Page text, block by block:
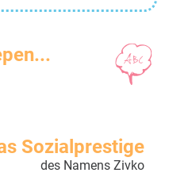
Sozialprestige
des Namens Zivko